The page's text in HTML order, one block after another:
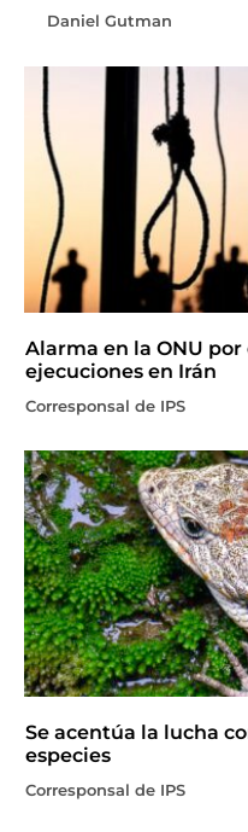
Daniel Gutman
Alarma en la ONU
ejecuciones en Irán
Corresponsal de IPS
Se acentúa la lucha
especies
Corresponsal de IPS